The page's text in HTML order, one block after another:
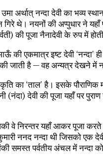
अर्थात् नन्दा देवी का भव्य
थे। नयनों की अप्पुधार ने यहाँ
की पूजा नैनादेवी के रुप में
की एकमात्र इष्ट देवी ‘नन्दा’
जाती है — वह अन्यत्र देखने में
का ‘ताल’ है। इसके पौराणिक
देवी की पूजा यहाँ पर पुराण
वे निरन्तर यहाँ आकर पूजा
ननद नन्दा थी जिसको एक
समस्त पर्वतीय अंचल में नन्दा को